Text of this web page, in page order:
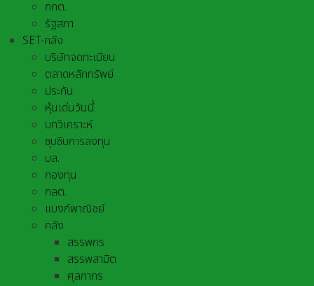
กกต.
รัฐสภา
SET-คลัง
บริษัทจดทะเบียน
ตลาดหลักทรัพย์
ประกัน
หุ้นเด่นวันนี้
บทวิเคราะห์
ซุบซิบการลงทุน
บล.
กองทุน
กลต.
แบงก์พาณิชย์
คลัง
สรรพกร
สรรพสามิต
ศุลกากร